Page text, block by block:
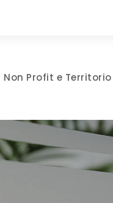
Non Profit e Territorio